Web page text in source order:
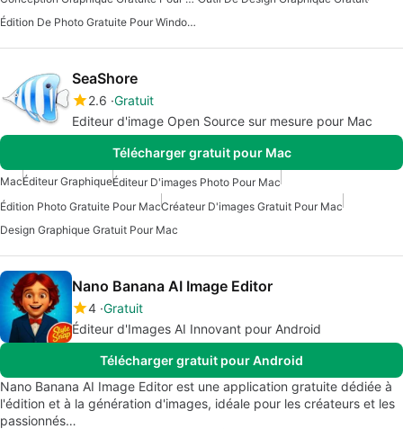
Édition De Photo Gratuite Pour Windows
SeaShore
2.6 Gratuit
Editeur d'image Open Source sur mesure pour Mac
Télécharger gratuit pour Mac
MacÉditeur GraphiqueÉditeur D'images Photo Pour Mac
Édition Photo Gratuite Pour MacCréateur D'images Gratuit Pour Mac
Design Graphique Gratuit Pour Mac
Nano Banana AI Image Editor
4 Gratuit
Éditeur d'Images AI Innovant pour Android
Télécharger gratuit pour Android
Nano Banana AI Image Editor est une application gratuite dédiée à
l'édition et à la génération d'images, idéale pour les créateurs et les
passionnés…